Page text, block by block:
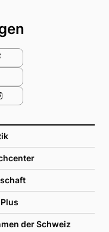
der Schweiz